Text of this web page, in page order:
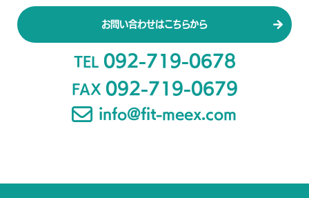
お問い合わせはこちらから
TEL 092-719-0678
FAX 092-719-0679
info@fit-meex.com